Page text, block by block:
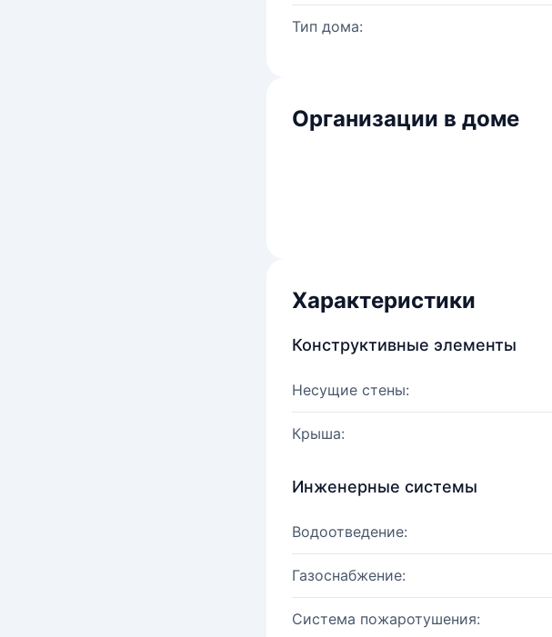
Тип дома:
Организации в доме
Характеристики
Конструктивные элементы
Несущие стены:
Крыша:
Инженерные системы
Водоотведение:
Газоснабжение:
Система пожаротушения: